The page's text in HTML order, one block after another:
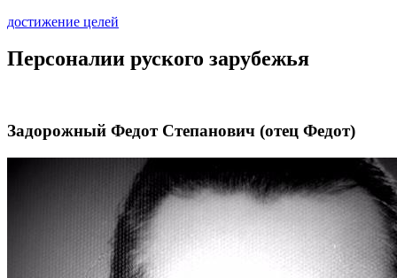
достижение целей
Персоналии руского зарубежья
Задорожный Федот Степанович (отец Федот)